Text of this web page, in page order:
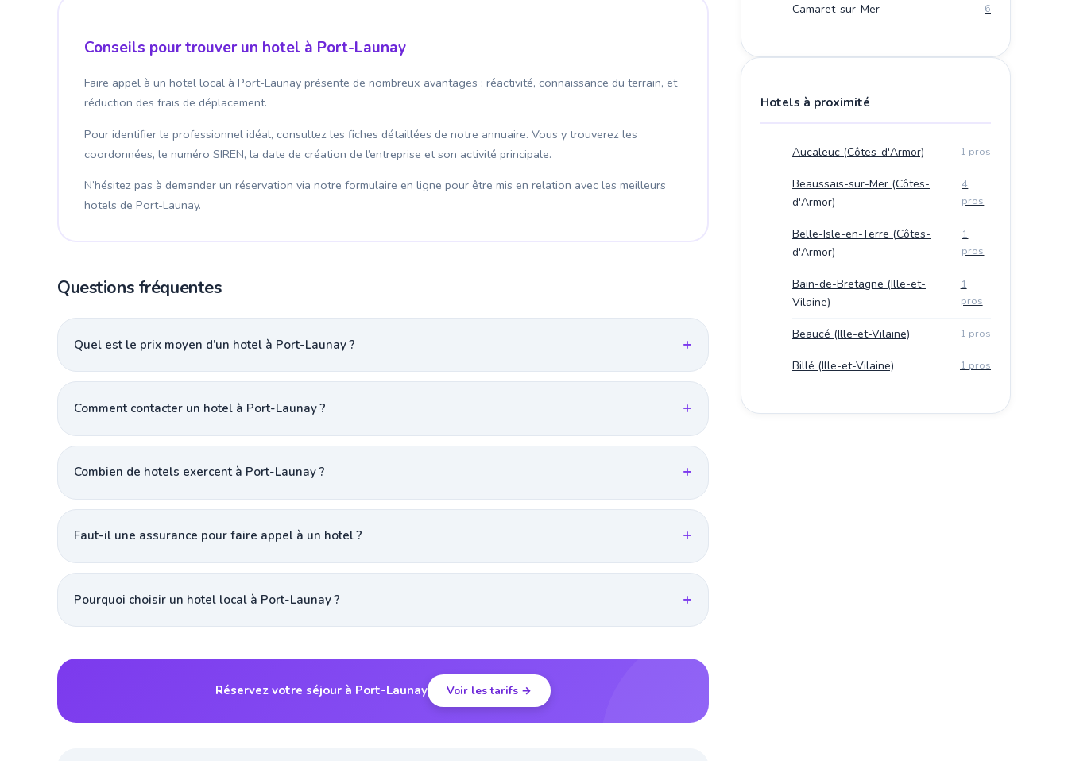
Conseils pour trouver un hotel à Port-Launay
Faire appel à un hotel local à Port-Launay présente de nombreux avantages : réactivité, connaissance du terrain, et
réduction des frais de déplacement.
Pour identifier le professionnel idéal, consultez les fiches détaillées de notre annuaire. Vous y trouverez les
coordonnées, le numéro SIREN, la date de création de l’entreprise et son activité principale.
N’hésitez pas à demander un réservation via notre formulaire en ligne pour être mis en relation avec les meilleurs
hotels de Port-Launay.
Questions fréquentes
Quel est le prix moyen d’un hotel à Port-Launay ?
Comment contacter un hotel à Port-Launay ?
Combien de hotels exercent à Port-Launay ?
Faut-il une assurance pour faire appel à un hotel ?
Pourquoi choisir un hotel local à Port-Launay ?
Réservez votre séjour à Port-Launay Voir les tarifs →
Camaret-sur-Mer 6
Hotels à proximité
Aucaleuc (Côtes-d'Armor) 1 pros
Beaussais-sur-Mer (Côtes-
d'Armor)
4
pros
Belle-Isle-en-Terre (Côtes-
d'Armor)
1
pros
Bain-de-Bretagne (Ille-et-
Vilaine)
1
pros
Beaucé (Ille-et-Vilaine) 1 pros
Billé (Ille-et-Vilaine) 1 pros